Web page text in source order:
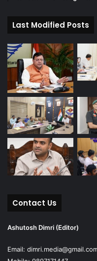
Last Modified Posts
Contact Us
Ashutosh Dimri (Editor)
Email: